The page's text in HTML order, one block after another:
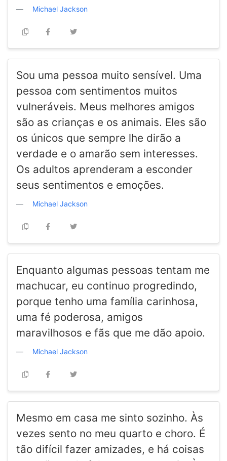
Michael Jackson
Sou uma pessoa muito sensível. Uma
pessoa com sentimentos muitos
vulneráveis. Meus melhores amigos
são as crianças e os animais. Eles são
os únicos que sempre lhe dirão a
verdade e o amarão sem interesses.
Os adultos aprenderam a esconder
seus sentimentos e emoções.
Michael Jackson
Enquanto algumas pessoas tentam me
machucar, eu continuo progredindo,
porque tenho uma família carinhosa,
uma fé poderosa, amigos
maravilhosos e fãs que me dão apoio.
Michael Jackson
Mesmo em casa me sinto sozinho. Às
vezes sento no meu quarto e choro. É
tão difícil fazer amizades, e há coisas